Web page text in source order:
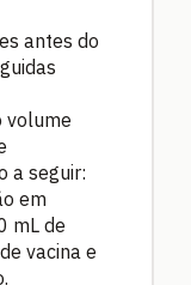
antes do
volume
a seguir:
em
mL de
vacina e